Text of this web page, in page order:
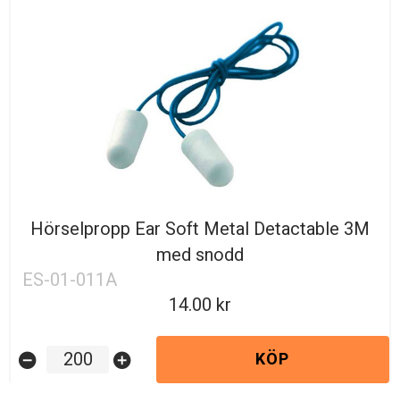
Hörselpropp Ear Soft Metal Detactable 3M
med snodd
ES-01-011A
14.00
remove_circle add_circle KÖP